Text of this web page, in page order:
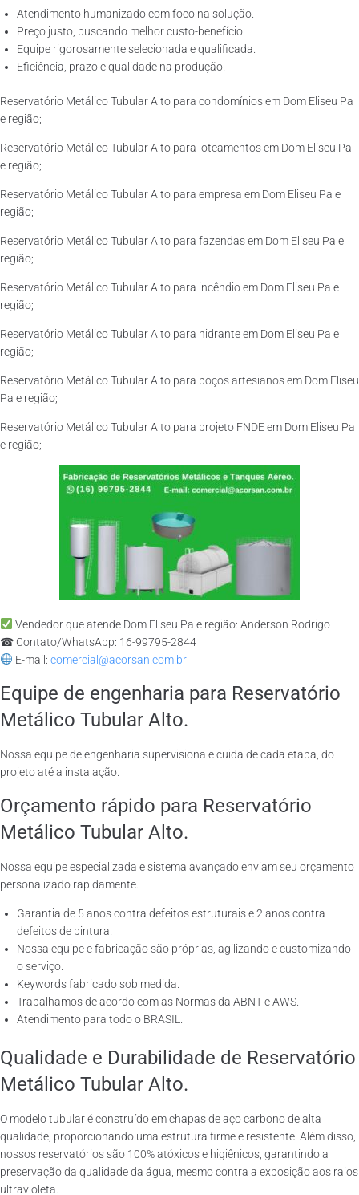
Atendimento humanizado com foco na solução.
Preço justo, buscando melhor custo-benefício.
Equipe rigorosamente selecionada e qualificada.
Eficiência, prazo e qualidade na produção.
Reservatório Metálico Tubular Alto para condomínios em Dom Eliseu Pa
e região;
Reservatório Metálico Tubular Alto para loteamentos em Dom Eliseu Pa
e região;
Reservatório Metálico Tubular Alto para empresa em Dom Eliseu Pa e
região;
Reservatório Metálico Tubular Alto para fazendas em Dom Eliseu Pa e
região;
Reservatório Metálico Tubular Alto para incêndio em Dom Eliseu Pa e
região;
Reservatório Metálico Tubular Alto para hidrante em Dom Eliseu Pa e
região;
Reservatório Metálico Tubular Alto para poços artesianos em Dom Eliseu
Pa e região;
Reservatório Metálico Tubular Alto para projeto FNDE em Dom Eliseu Pa
e região;
Vendedor que atende Dom Eliseu Pa e região: Anderson Rodrigo
☎ Contato/WhatsApp: 16-99795-2844
E-mail: comercial@acorsan.com.br
Equipe de engenharia para Reservatório
Metálico Tubular Alto.
Nossa equipe de engenharia supervisiona e cuida de cada etapa, do
projeto até a instalação.
Orçamento rápido para Reservatório
Metálico Tubular Alto.
Nossa equipe especializada e sistema avançado enviam seu orçamento
personalizado rapidamente.
Garantia de 5 anos contra defeitos estruturais e 2 anos contra
defeitos de pintura.
Nossa equipe e fabricação são próprias, agilizando e customizando
o serviço.
Keywords fabricado sob medida.
Trabalhamos de acordo com as Normas da ABNT e AWS.
Atendimento para todo o BRASIL.
Qualidade e Durabilidade de Reservatório
Metálico Tubular Alto.
O modelo tubular é construído em chapas de aço carbono de alta
qualidade, proporcionando uma estrutura firme e resistente. Além disso,
nossos reservatórios são 100% atóxicos e higiênicos, garantindo a
preservação da qualidade da água, mesmo contra a exposição aos raios
ultravioleta.